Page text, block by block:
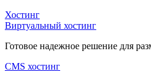
Хостинг
Виртуальный хостинг
Готовое надежное решение для
CMS хостинг